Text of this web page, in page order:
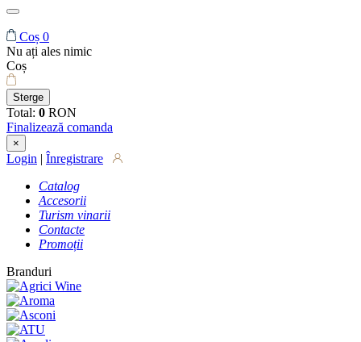
Coș 0
Nu ați ales nimic
Coș
Sterge
Total: 0 RON
Finalizează comanda
×
Login | Înregistrare
Catalog
Accesorii
Turism vinarii
Contacte
Promoții
Branduri